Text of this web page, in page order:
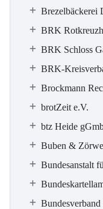
Brezelbäckerei
BRK
BRK Schloss
BRK-
Brockmann
brotZeit e.V.
btz Heide
Buben &
Bundesanstalt
Bundesverband